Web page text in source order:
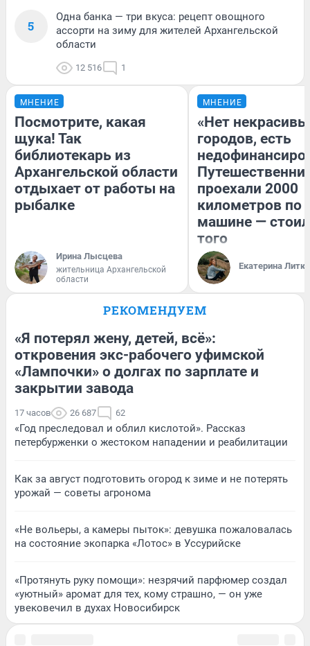
5
Одна банка — три вкуса: рецепт овощного
ассорти на зиму для жителей Архангельской
области
12 516 1
МНЕНИЕ
Посмотрите, какая
щука! Так
библиотекарь из
Архангельской области
отдыхает от работы на
рыбалке
Ирина Лысцева
жительница Архангельской
области
МНЕНИЕ
«Нет
городов, есть
проехали 2000
километров по
машине —
того
Екатерина
РЕКОМЕНДУЕМ
«Я потерял жену, детей, всё»:
откровения экс-рабочего уфимской
«Лампочки» о долгах по зарплате и
закрытии завода
17 часов 26 687 62
«Год преследовал и облил кислотой». Рассказ
петербурженки о жестоком нападении и реабилитации
Как за август подготовить огород к зиме и не потерять
урожай — советы агронома
«Не вольеры, а камеры пыток»: девушка пожаловалась
на состояние экопарка «Лотос» в Уссурийске
«Протянуть руку помощи»: незрячий парфюмер создал
«уютный» аромат для тех, кому страшно, — он уже
увековечил в духах Новосибирск